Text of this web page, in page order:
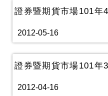
證券暨期貨市場101年
2012-05-16
證券暨期貨市場101年
2012-04-16